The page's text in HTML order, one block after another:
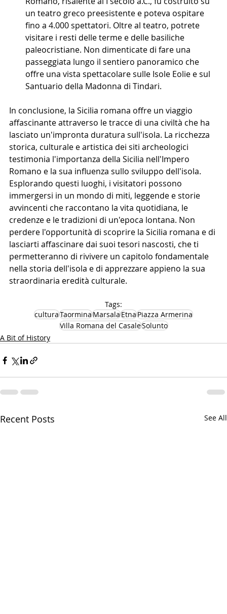
un teatro greco preesistente e poteva ospitare
fino a 4.000 spettatori. Oltre al teatro, potrete
visitare i resti delle terme e delle basiliche
paleocristiane. Non dimenticate di fare una
passeggiata lungo il sentiero panoramico che
offre una vista spettacolare sulle Isole Eolie e sul
Santuario della Madonna di Tindari.
In conclusione, la Sicilia romana offre un viaggio
affascinante attraverso le tracce di una civiltà che ha
lasciato un'impronta duratura sull'isola. La ricchezza
storica, culturale e artistica dei siti archeologici
testimonia l'importanza della Sicilia nell'Impero
Romano e la sua influenza sullo sviluppo dell'isola.
Esplorando questi luoghi, i visitatori possono
immergersi in un mondo di miti, leggende e storie
avvincenti che raccontano la vita quotidiana, le
credenze e le tradizioni di un'epoca lontana. Non
perdere l'opportunità di scoprire la Sicilia romana e di
lasciarti affascinare dai suoi tesori nascosti, che ti
permetteranno di rivivere un capitolo fondamentale
nella storia dell'isola e di apprezzare appieno la sua
straordinaria eredità culturale.
Tags:
culturaTaorminaMarsalaEtnaPiazza Armerina
Villa Romana del CasaleSolunto
A Bit of History
Recent Posts See All